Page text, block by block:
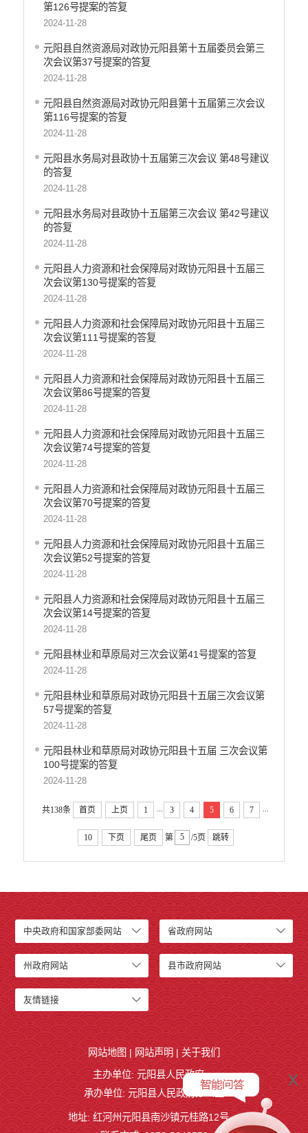
第126号提案的答复
2024-11-28
元阳县自然资源局对政协元阳县第十五届委员会第三
次会议第37号提案的答复
2024-11-28
元阳县自然资源局对政协元阳县第十五届第三次会议
第116号提案的答复
2024-11-28
元阳县水务局对县政协十五届第三次会议 第48号建议
的答复
2024-11-28
元阳县水务局对县政协十五届第三次会议 第42号建议
的答复
2024-11-28
元阳县人力资源和社会保障局对政协元阳县十五届三
次会议第130号提案的答复
2024-11-28
元阳县人力资源和社会保障局对政协元阳县十五届三
次会议第111号提案的答复
2024-11-28
元阳县人力资源和社会保障局对政协元阳县十五届三
次会议第86号提案的答复
2024-11-28
元阳县人力资源和社会保障局对政协元阳县十五届三
次会议第74号提案的答复
2024-11-28
元阳县人力资源和社会保障局对政协元阳县十五届三
次会议第70号提案的答复
2024-11-28
元阳县人力资源和社会保障局对政协元阳县十五届三
次会议第52号提案的答复
2024-11-28
元阳县人力资源和社会保障局对政协元阳县十五届三
次会议第14号提案的答复
2024-11-28
元阳县林业和草原局对三次会议第41号提案的答复
2024-11-28
元阳县林业和草原局对政协元阳县十五届三次会议第
57号提案的答复
2024-11-28
元阳县林业和草原局对政协元阳县十五届 三次会议第
100号提案的答复
2024-11-28
共138条 首页 上页 1 ... 3 4 5 6 7 ...
10 下页 尾页 第 /5页 跳转
中央政府和国家部委网站 省政府网站
州政府网站 县市政府网站
友情链接
x
网站地图 | 网站声明 | 关于我们
主办单位: 元阳县人民政府
承办单位: 元阳县人民政府办公室
地址: 红河州元阳县南沙镇元桂路12号